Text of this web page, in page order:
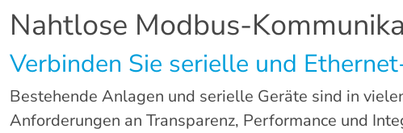
Nahtlose Modbus-
Verbinden Sie serielle und
Bestehende Anlagen und serielle Geräte sind in
Anforderungen an Transparenz, Performance und